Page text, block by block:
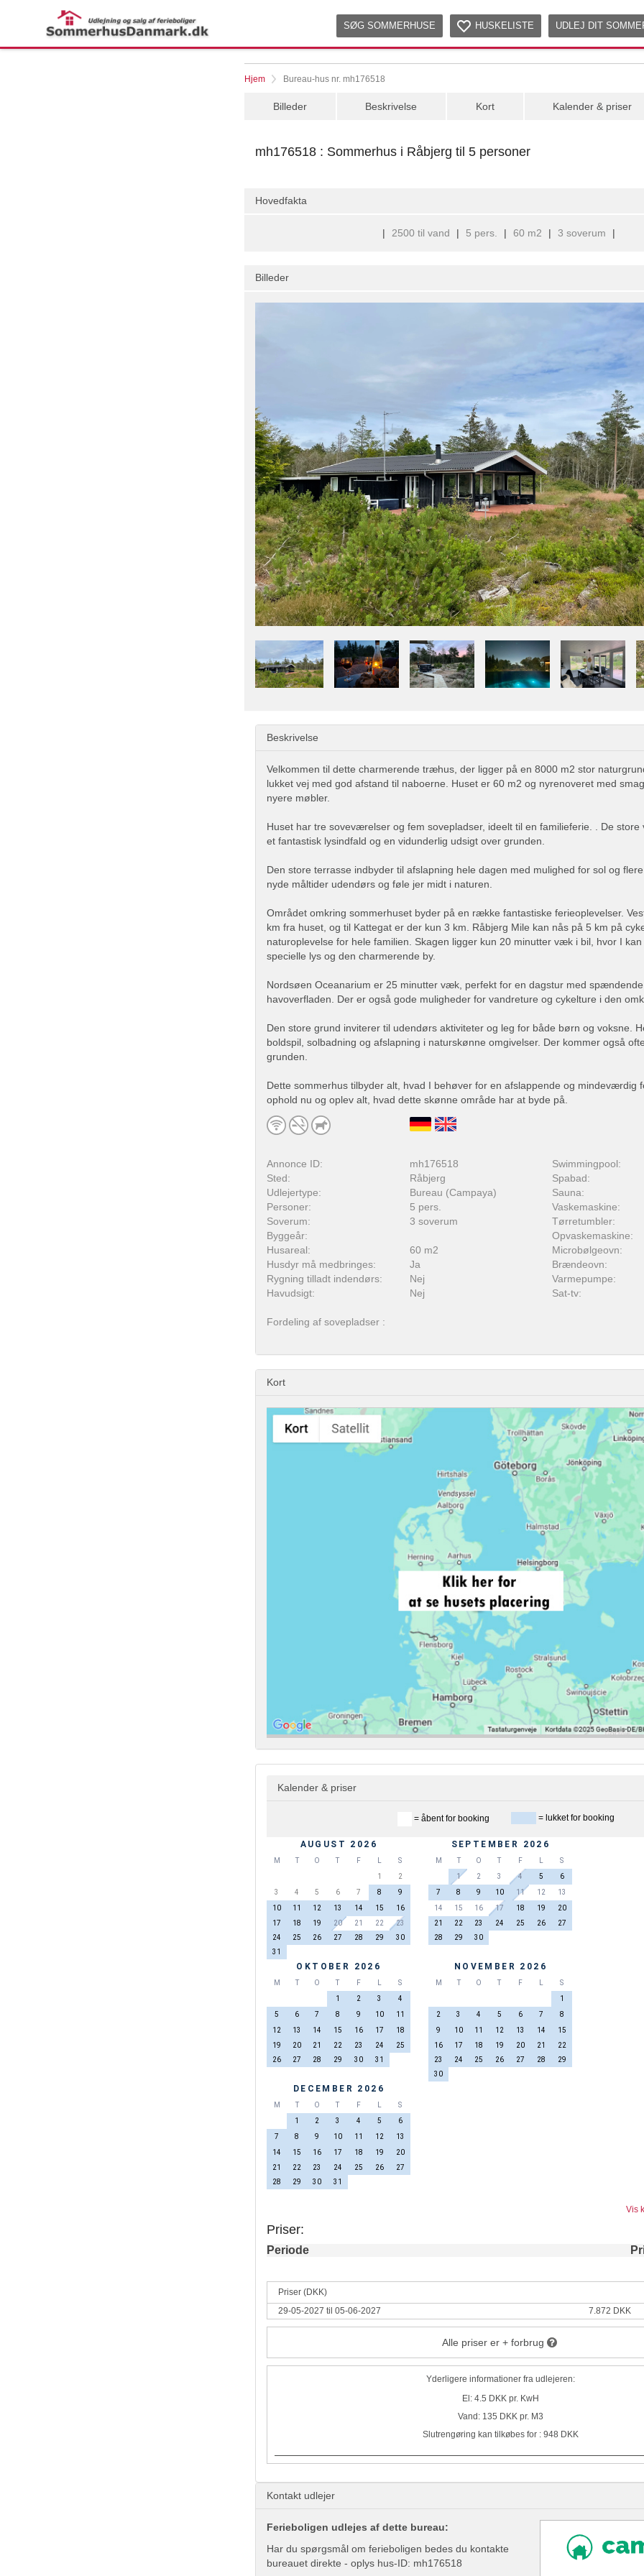
SØG SOMMERHUSE HUSKELISTE UDLEJ DIT
Hjem Bureau-hus nr. mh176518
Billeder Beskrivelse Kort Kalender & priser
mh176518 : Sommerhus i Råbjerg til 5 personer
Hovedfakta
| 2500 til vand | 5 pers. | 60 m2 | 3 soverum |
Billeder
Beskrivelse
Velkommen til dette charmerende træhus, der ligger på en 8000 m2 stor
lukket vej med god afstand til naboerne. Huset er 60 m2 og nyrenoveret med
nyere møbler.
Huset har tre soveværelser og fem sovepladser, ideelt til en familieferie. . De store
et fantastisk lysindfald og en vidunderlig udsigt over grunden.
Den store terrasse indbyder til afslapning hele dagen med mulighed for sol og
nyde måltider udendørs og føle jer midt i naturen.
Området omkring sommerhuset byder på en række fantastiske ferieoplevelser.
km fra huset, og til Kattegat er der kun 3 km. Råbjerg Mile kan nås på 5 km på
naturoplevelse for hele familien. Skagen ligger kun 20 minutter væk i bil, hvor I
specielle lys og den charmerende by.
Nordsøen Oceanarium er 25 minutter væk, perfekt for en dagstur med
havoverfladen. Der er også gode muligheder for vandreture og cykelture i den
Den store grund inviterer til udendørs aktiviteter og leg for både børn og voksne.
boldspil, solbadning og afslapning i naturskønne omgivelser. Der kommer også
grunden.
Dette sommerhus tilbyder alt, hvad I behøver for en afslappende og mindeværdig
ophold nu og oplev alt, hvad dette skønne område har at byde på.
Annonce ID:
mh176518
Sted:
Råbjerg
Udlejertype:
Bureau (Campaya)
Personer:
5 pers.
Soverum:
3 soverum
Byggeår:
Husareal:
60 m2
Husdyr må medbringes:
Ja
Rygning tilladt indendørs:
Nej
Havudsigt:
Nej
Swimmingpool:
Spabad:
Sauna:
Vaskemaskine:
Tørretumbler:
Opvaskemaskine:
Microbølgeovn:
Brændeovn:
Varmepumpe:
Sat-tv:
Fordeling af sovepladser :
Kort
Kalender & priser
= åbent for booking = lukket for booking
AUGUST 2026
M T O T F
S
1
2
3
4 5 6 7 8
9
10
11 12 13 14 15
16
17
18 19 20 21 22
23
24
25 26 27 28 29
30
31
SEPTEMBER 2026
M T O T F
S
1
2 3 4 5
6
7
8 9 10 11 12
13
14
15 16 17 18 19
20
21
22 23 24 25 26
27
28
29 30
OKTOBER 2026
M T O T F
S
1
2 3
4
5
6 7 8 9 10
11
12
13 14 15 16 17
18
19
20 21 22 23 24
25
26
27 28 29 30 31
NOVEMBER 2026
M T O T F
S
1
2
3 4 5 6 7
8
9
10 11 12 13 14
15
16
17 18 19 20 21
22
23
24 25 26 27 28
29
30
DECEMBER 2026
M T O T F
S
1
2 3 4 5
6
7
8 9 10 11 12
13
14
15 16 17 18 19
20
21
22 23 24 25 26
27
28
29 30 31
Vis
Priser:
Periode
Priser (DKK)
29-05-2027 til 05-06-2027
7.872 DKK
Alle priser er + forbrug
Yderligere informationer fra udlejeren:
El: 4.5 DKK pr. KwH
Vand: 135 DKK pr. M3
Slutrengøring kan tilkøbes for : 948 DKK
Kontakt udlejer
Ferieboligen udlejes af dette bureau:
Har du spørgsmål om ferieboligen bedes du kontakte
bureauet direkte - oplys hus-ID: mh176518